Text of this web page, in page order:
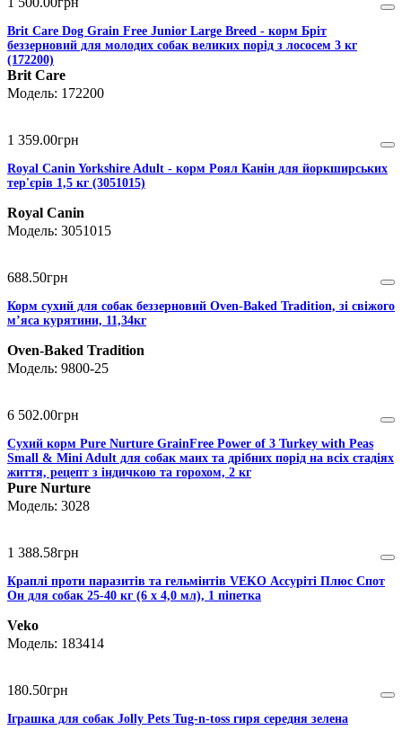
Brit Care Dog Grain Free Junior Large Breed - корм Бріт
беззерновий для молодих собак великих порід з лососем 3 кг
(172200)
Brit Care
172200
1 359.00грн
Royal Canin Yorkshire Adult - корм Роял Канін для йоркширських
тер'єрів 1,5 кг (3051015)
Royal Canin
3051015
688.50грн
Корм сухий для собак беззерновий Oven-Baked Tradition, зі свіжого
м’яса курятини, 11,34кг
Oven-Baked Tradition
9800-25
6 502.00грн
Сухий корм Pure Nurture GrainFree Power of 3 Turkey with Peas
Small & Mini Adult для собак маих та дрібних порід на всіх стадіях
життя, рецепт з індичкою та горохом, 2 кг
Pure Nurture
3028
1 388.58грн
Краплі проти паразитів та гельмінтів VEKO Ассуріті Плюс Спот
Он для собак 25-40 кг (6 х 4,0 мл), 1 піпетка
Veko
183414
180.50грн
Іграшка для собак Jolly Pets Tug-n-toss гиря середня зелена